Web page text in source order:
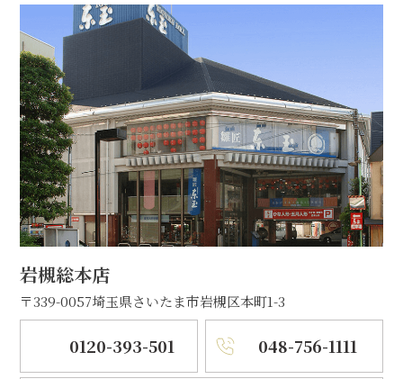
岩槻総本店
〒339-0057埼玉県さいたま市岩槻区本町1-3
0120-393-501 048-756-1111